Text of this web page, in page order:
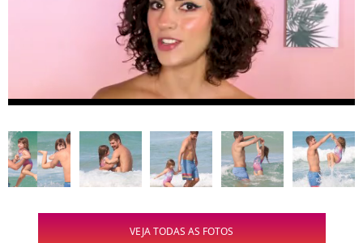
VEJA TODAS AS FOTOS